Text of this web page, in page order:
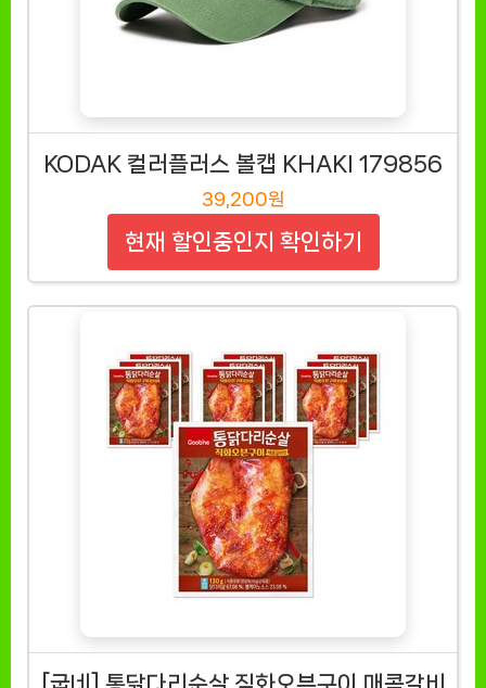
KODAK 컬러플러스 볼캡 KHAKI 179856
39,200원
현재 할인중인지 확인하기